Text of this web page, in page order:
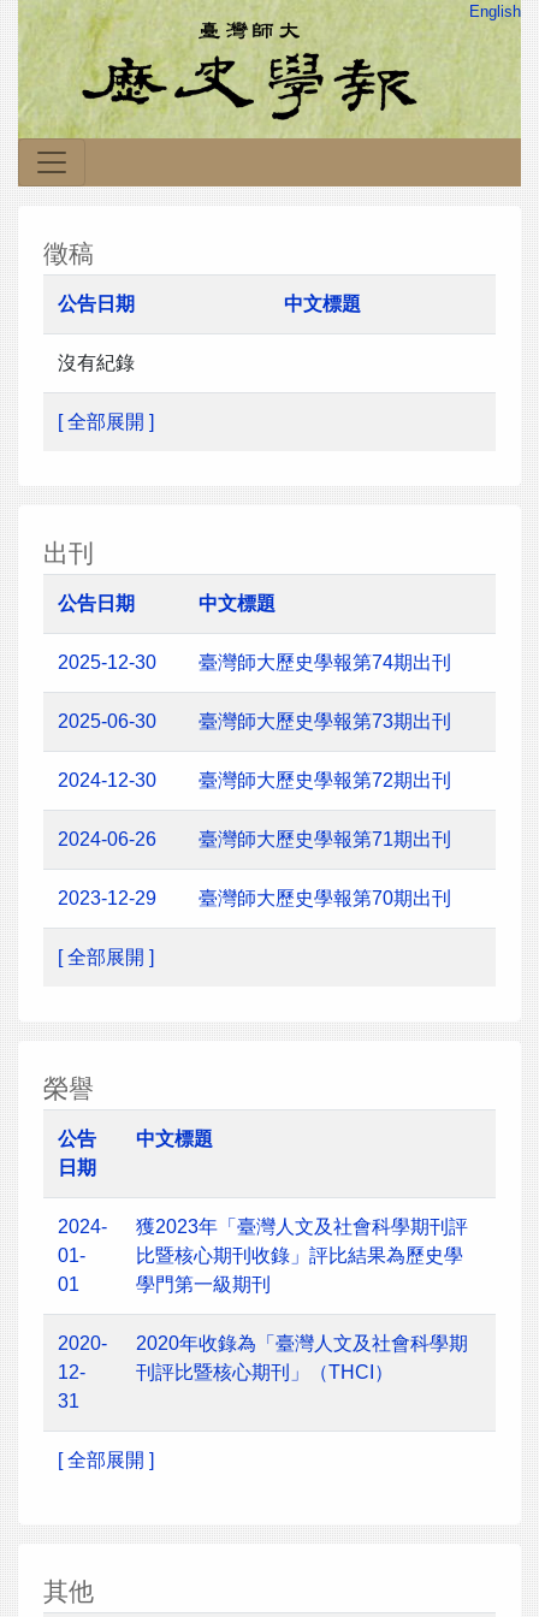
English
徵稿
公告日期 中文標題
沒有紀錄
[ 全部展開 ]
出刊
公告日期 中文標題
2025-12-30 臺灣師大歷史學報第74期出刊
2025-06-30 臺灣師大歷史學報第73期出刊
2024-12-30 臺灣師大歷史學報第72期出刊
2024-06-26 臺灣師大歷史學報第71期出刊
2023-12-29 臺灣師大歷史學報第70期出刊
[ 全部展開 ]
榮譽
公告
日期
中文標題
2024-
01-
01
獲2023年「臺灣人文及社會科學期刊評
比暨核心期刊收錄」評比結果為歷史學
學門第一級期刊
2020-
12-
31
2020年收錄為「臺灣人文及社會科學期
刊評比暨核心期刊」（THCI）
[ 全部展開 ]
其他